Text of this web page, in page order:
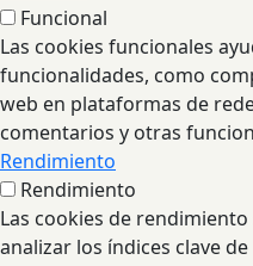
Funcional
Las cookies funcionales
funcionalidades, como
web en plataformas de
comentarios y otras
Rendimiento
Rendimiento
Las cookies de
analizar los índices clave